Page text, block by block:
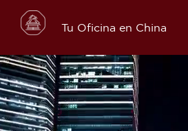
content
Tu Oficina en China